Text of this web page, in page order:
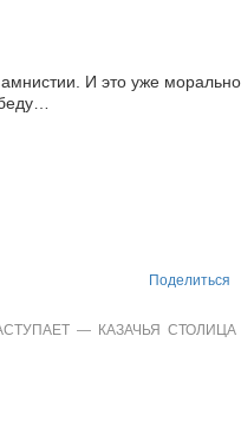
И это уже
Поделиться
— КАЗАЧЬЯ